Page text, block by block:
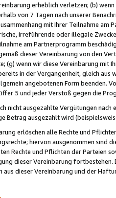
erheblich verletzen; (b)
von 7 Tagen nach unserer
mit Ihrer Teilnahme am
irreführende oder illegale
am Partnerprogramm
dieser Vereinbarung von den
wenn wir diese Vereinbarung mit
in der Vergangenheit, gleich
angebotenen Form beenden.
5 und jeder Verstoß gegen die
nicht ausgezahlte Vergütungen
Betrag ausgezahlt wird
erlöschen alle Rechte und
hiervon ausgenommen sind
Rechte und Pflichten der Parteien
dieser Vereinbarung
dieser Vereinbarung und der